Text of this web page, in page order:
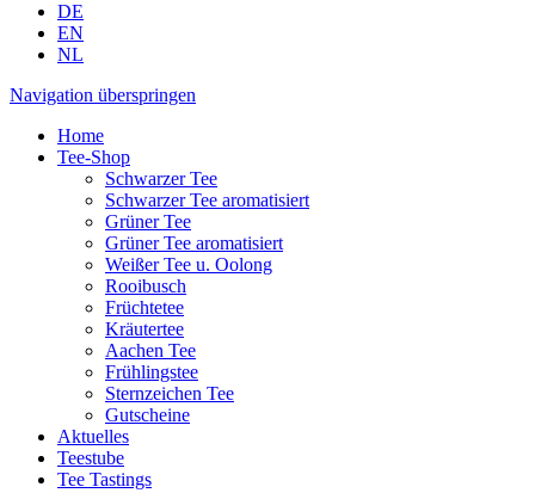
DE
EN
NL
Navigation überspringen
Home
Tee-Shop
Schwarzer Tee
Schwarzer Tee aromatisiert
Grüner Tee
Grüner Tee aromatisiert
Weißer Tee u. Oolong
Rooibusch
Früchtetee
Kräutertee
Aachen Tee
Frühlingstee
Sternzeichen Tee
Gutscheine
Aktuelles
Teestube
Tee Tastings